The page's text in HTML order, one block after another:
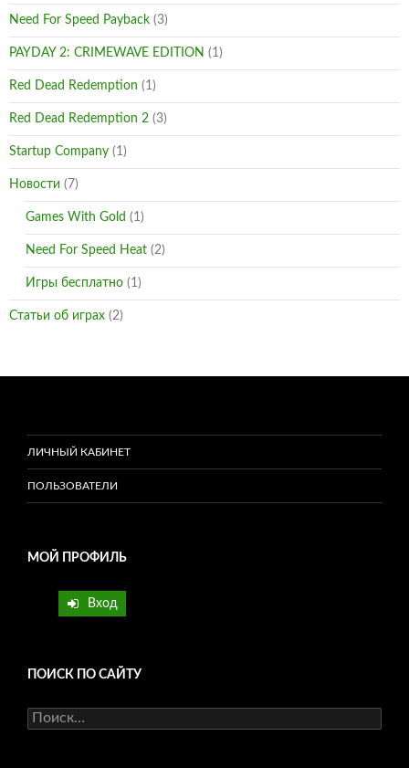
Need For Speed Payback (3)
PAYDAY 2: CRIMEWAVE EDITION (1)
Red Dead Redemption (1)
Red Dead Redemption 2 (3)
Startup Company (1)
Новости (7)
Games With Gold (1)
Need For Speed Heat (2)
Игры бесплатно (1)
Статьи об играх (2)
ЛИЧНЫЙ КАБИНЕТ
ПОЛЬЗОВАТЕЛИ
МОЙ ПРОФИЛЬ
Вход
ПОИСК ПО САЙТУ
Найти: